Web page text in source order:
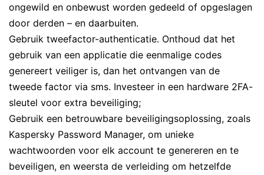
ongewild en onbewust worden gedeeld of opgeslagen
door derden – en daarbuiten.
Gebruik tweefactor-authenticatie. Onthoud dat het
gebruik van een applicatie die eenmalige codes
genereert veiliger is, dan het ontvangen van de
tweede factor via sms. Investeer in een hardware 2FA-
sleutel voor extra beveiliging;
Gebruik een betrouwbare beveiligingsoplossing, zoals
Kaspersky Password Manager, om unieke
wachtwoorden voor elk account te genereren en te
beveiligen, en weersta de verleiding om hetzelfde